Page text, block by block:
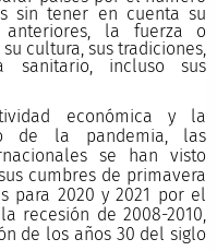
sin tener en cuenta su
anteriores, la fuerza o
cultura, sus tradiciones,
sanitario, incluso sus
económica y la
de la pandemia, las
se han visto
cumbres de primavera
para 2020 y 2021 por el
recesión de 2008-2010,
de los años 30 del siglo